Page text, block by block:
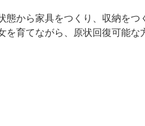
態から家具をつくり、収納を
を育てながら、原状回復可能